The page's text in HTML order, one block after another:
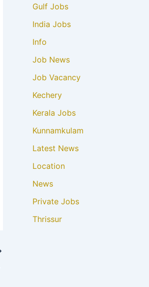
Gulf Jobs
India Jobs
Info
Job News
Job Vacancy
Kechery
Kerala Jobs
Kunnamkulam
Latest News
Location
News
Private Jobs
Thrissur